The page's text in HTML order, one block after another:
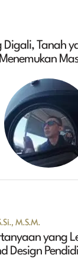
Digali, Tanah
M.S.M.
yang
Design